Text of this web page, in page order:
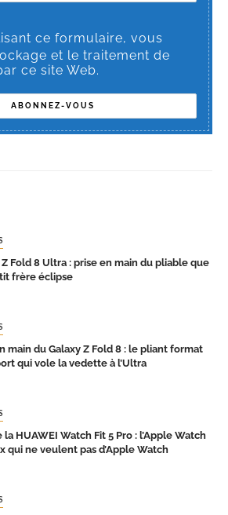
ce formulaire, vous
et le traitement de
ce site Web.
Z Fold 8 Ultra : prise en main du pliable que
frère éclipse
main du Galaxy Z Fold 8 : le pliant format
qui vole la vedette à l’Ultra
la HUAWEI Watch Fit 5 Pro : l’Apple Watch
qui ne veulent pas d’Apple Watch